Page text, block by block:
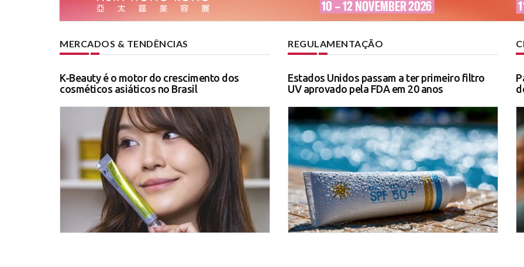
MERCADOS & TENDÊNCIAS
K-Beauty é o motor do crescimento dos
cosméticos asiáticos no Brasil
REGULAMENTAÇÃO
Estados Unidos passam a ter primeiro filtro
UV aprovado pela FDA em 20 anos